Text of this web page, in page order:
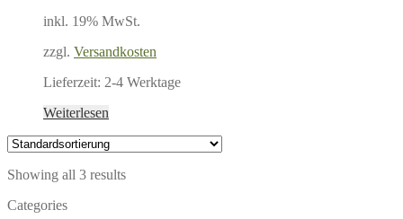
inkl. 19% MwSt.
zzgl. Versandkosten
Lieferzeit: 2-4 Werktage
Weiterlesen
Showing all 3 results
Categories